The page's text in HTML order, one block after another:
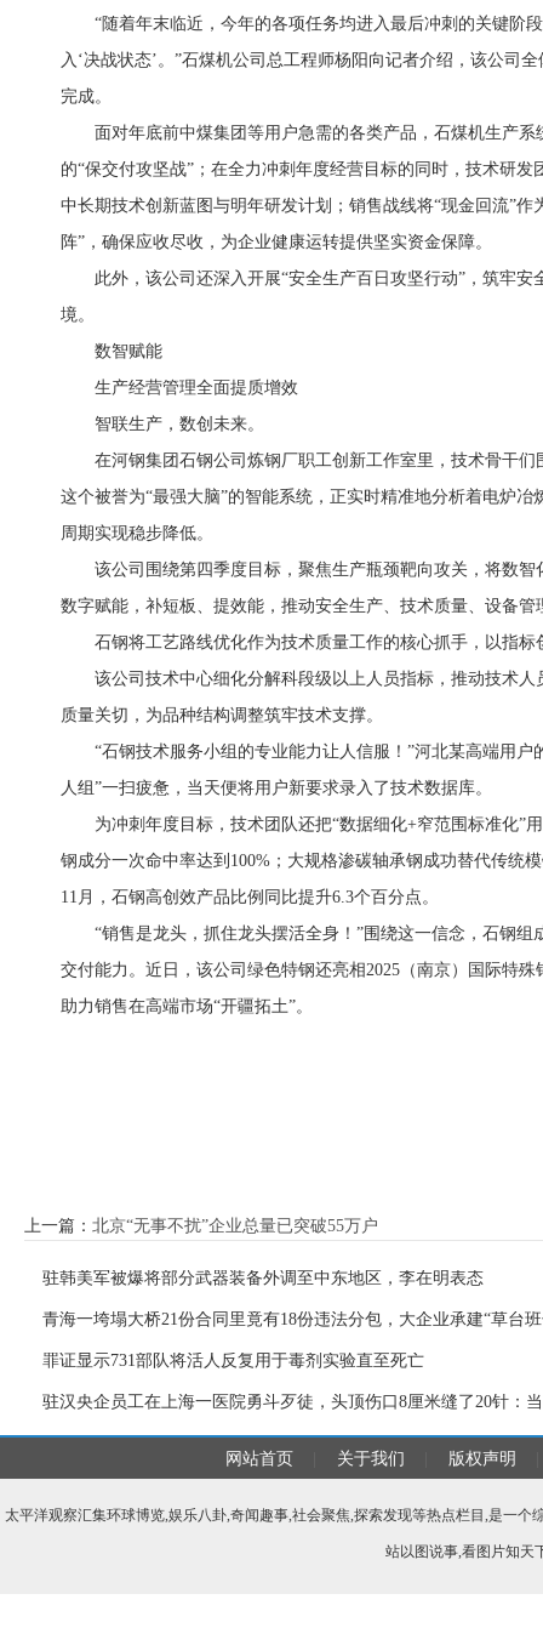
“随着年末临近，今年的各项任务均进入最后冲刺的关键阶
入‘决战状态’。”石煤机公司总工程师杨阳向记者介绍，该公司
完成。
面对年底前中煤集团等用户急需的各类产品，石煤机生产
的“保交付攻坚战”；在全力冲刺年度经营目标的同时，技术研
中长期技术创新蓝图与明年研发计划；销售战线将“现金回流”
阵”，确保应收尽收，为企业健康运转提供坚实资金保障。
此外，该公司还深入开展“安全生产百日攻坚行动”，筑牢
境。
数智赋能
生产经营管理全面提质增效
智联生产，数创未来。
在河钢集团石钢公司炼钢厂职工创新工作室里，技术骨干
这个被誉为“最强大脑”的智能系统，正实时精准地分析着电炉
周期实现稳步降低。
该公司围绕第四季度目标，聚焦生产瓶颈靶向攻关，将数
数字赋能，补短板、提效能，推动安全生产、技术质量、设备管
石钢将工艺路线优化作为技术质量工作的核心抓手，以指标
该公司技术中心细化分解科段级以上人员指标，推动技术
质量关切，为品种结构调整筑牢技术支撑。
“石钢技术服务小组的专业能力让人信服！”河北某高端用
人组”一扫疲惫，当天便将用户新要求录入了技术数据库。
为冲刺年度目标，技术团队还把“数据细化+窄范围标准化”
钢成分一次命中率达到100%；大规格渗碳轴承钢成功替代传统
11月，石钢高创效产品比例同比提升6.3个百分点。
“销售是龙头，抓住龙头摆活全身！”围绕这一信念，石钢
交付能力。近日，该公司绿色特钢还亮相2025（南京）国际特
助力销售在高端市场“开疆拓土”。
上一篇： 北京“无事不扰”企业总量已突破55万户
驻韩美军被爆将部分武器装备外调至中东地区，李在明表态
青海一垮塌大桥21份合同里竟有18份违法分包，大企业承建“草台
罪证显示731部队将活人反复用于毒剂实验直至死亡
驻汉央企员工在上海一医院勇斗歹徒，头顶伤口8厘米缝了20针：
网站首页 关于我们 版权声明
太平洋观察汇集环球博览,娱乐八卦,奇闻趣事,社会聚焦,探索发现等热点栏目,是一
站以图说事,看图片知天